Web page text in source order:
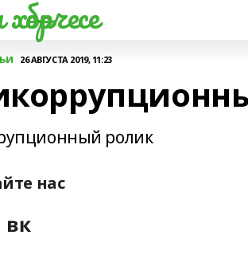
26 АВГУСТА 2019, 11:23
ролик
нас